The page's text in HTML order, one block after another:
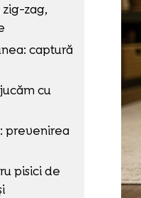
zag,
captură
cu
prevenirea
pisici de